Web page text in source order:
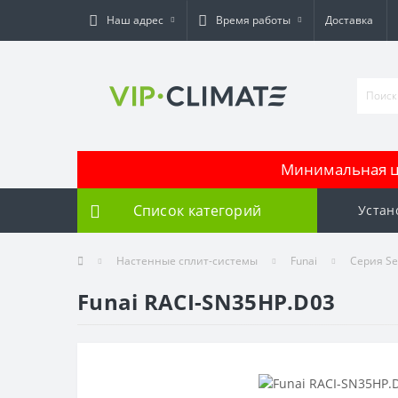
Наш адрес Время работы Доставка
Минимальная
Список категорий
Настенные сплит-системы Funai Серия
Funai RACI-SN35HP.D03